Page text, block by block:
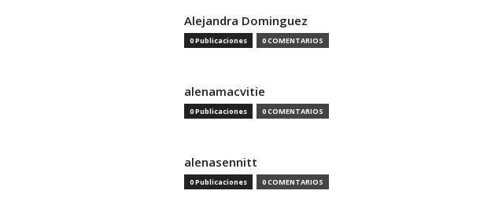
Alejandra Dominguez
0 Publicaciones 0 COMENTARIOS
alenamacvitie
0 Publicaciones 0 COMENTARIOS
alenasennitt
0 Publicaciones 0 COMENTARIOS